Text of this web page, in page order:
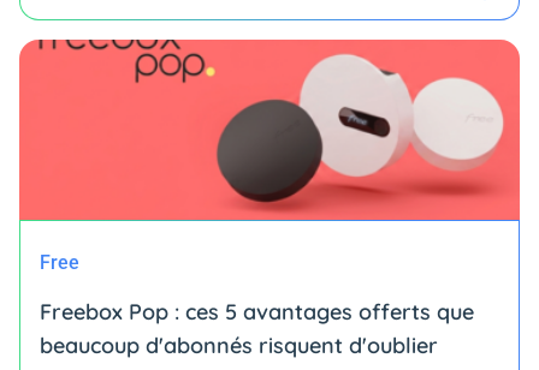
Free
Freebox Pop : ces 5 avantages offerts que
beaucoup d'abonnés risquent d'oublier